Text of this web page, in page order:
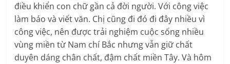
điều khiển con chữ gần cả đời người. Với công việc
làm báo và viết văn. Chị cũng đi đó đi đây nhiều vì
công việc, nên được trải nghiệm cuộc sống nhiều
vùng miền từ Nam chí Bắc nhưng vẫn giữ chất
duyên dáng chân chất, đậm chất miền Tây. Và hôm